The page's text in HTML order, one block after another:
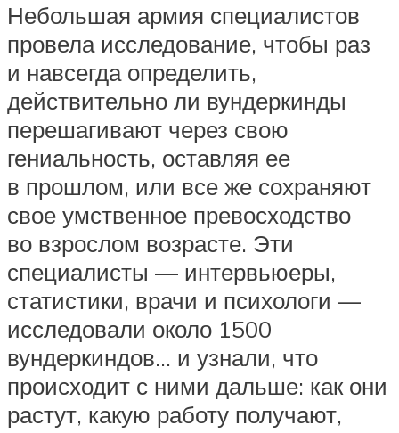
Небольшая армия специалистов
провела исследование, чтобы раз
и навсегда определить,
действительно ли вундеркинды
перешагивают через свою
гениальность, оставляя ее
в прошлом, или все же сохраняют
свое умственное превосходство
во взрослом возрасте. Эти
специалисты — интервьюеры,
статистики, врачи и психологи —
исследовали около 1500
вундеркиндов… и узнали, что
происходит с ними дальше: как они
растут, какую работу получают,